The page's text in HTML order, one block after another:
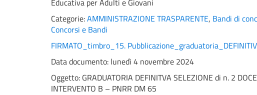
Educativa per Adulti e Giovani
Categorie:AMMINISTRAZIONE TRASPARENTE, Bandi di
Concorsi e Bandi
FIRMATO_timbro_15.
Data documento: lunedì 4 novembre 2024
Oggetto: GRADUATORIA DEFINITVA SELEZIONE di n. 2
INTERVENTO B – PNRR DM 65